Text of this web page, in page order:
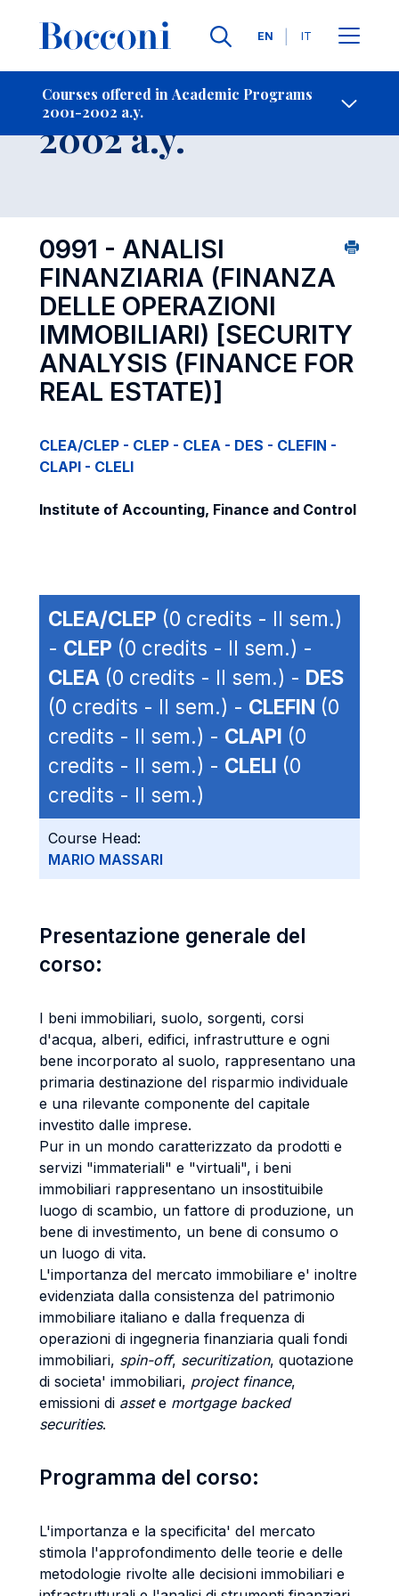
Languages
EN IT
Courses offered in Academic Programs
2001-2002 a.y.
- Contact Us
Course 2001-
2002 a.y.
0991 - ANALISI
FINANZIARIA (FINANZA
DELLE OPERAZIONI
IMMOBILIARI) [SECURITY
ANALYSIS (FINANCE FOR
REAL ESTATE)]
CLEA/CLEP - CLEP - CLEA - DES - CLEFIN -
CLAPI - CLELI
Institute of Accounting, Finance and Control
CLEA/CLEP (0 credits - II sem.)
- CLEP (0 credits - II sem.) -
CLEA (0 credits - II sem.) - DES
(0 credits - II sem.) - CLEFIN (0
credits - II sem.) - CLAPI (0
credits - II sem.) - CLELI (0
credits - II sem.)
Course Head:
MARIO MASSARI
Presentazione generale del
corso:
I beni immobiliari, suolo, sorgenti, corsi
d'acqua, alberi, edifici, infrastrutture e ogni
bene incorporato al suolo, rappresentano una
primaria destinazione del risparmio individuale
e una rilevante componente del capitale
investito dalle imprese.
Pur in un mondo caratterizzato da prodotti e
servizi "immateriali" e "virtuali", i beni
immobiliari rappresentano un insostituibile
luogo di scambio, un fattore di produzione, un
bene di investimento, un bene di consumo o
un luogo di vita.
L'importanza del mercato immobiliare e' inoltre
evidenziata dalla consistenza del patrimonio
immobiliare italiano e dalla frequenza di
operazioni di ingegneria finanziaria quali fondi
immobiliari, spin-off, securitization, quotazione
di societa' immobiliari, project finance,
emissioni di assete mortgage backed
securities.
Programma del corso:
L'importanza e la specificita' del mercato
stimola l'approfondimento delle teorie e delle
metodologie rivolte alle decisioni immobiliari e